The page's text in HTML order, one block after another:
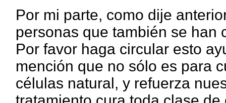
Por mi parte, como dije
personas que también se han
Por favor haga circular esto
mención que no sólo es para
células natural, y refuerza